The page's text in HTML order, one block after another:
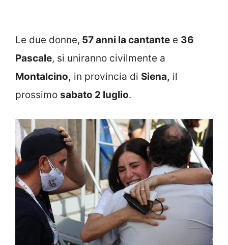
Le due donne, 57 anni la cantante e 36
Pascale, si uniranno civilmente a
Montalcino, in provincia di Siena, il
prossimo sabato 2 luglio.